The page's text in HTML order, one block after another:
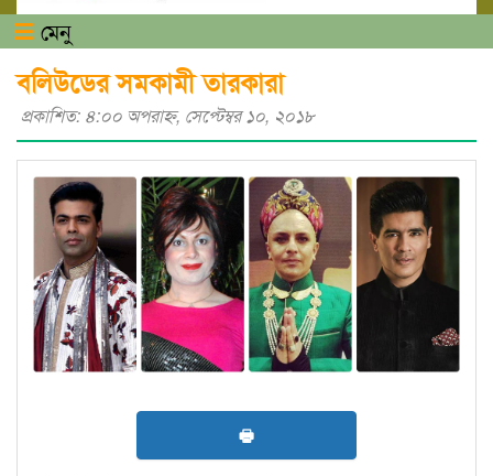
মেনু
বলিউডের সমকামী তারকারা
প্রকাশিত: ৪:০০ অপরাহ্ণ, সেপ্টেম্বর ১০, ২০১৮
🖶